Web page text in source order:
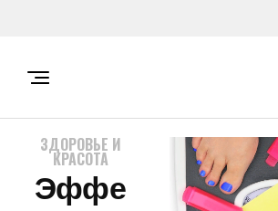
ЗДОРОВЬЕ И
КРАСОТА
Эффе